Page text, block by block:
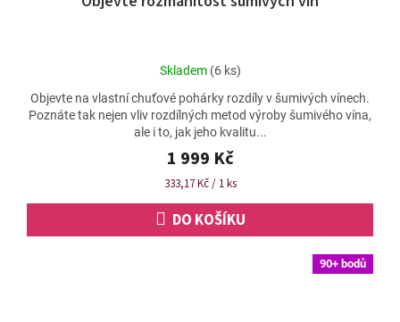
Průměrné
produktu
je
4,8
z
5
hvězdiček.
Skladem (6 ks)
1 999 Kč
Měrná
333,17 Kč / 1 ks
DO KOŠÍKU
Objevte na vlastní chuťové pohárky rozdíly v šumivých vínech.
Poznáte tak nejen vliv rozdílných metod výroby šumivého vína,
ale i to, jak jeho kvalitu...
90+ bodů